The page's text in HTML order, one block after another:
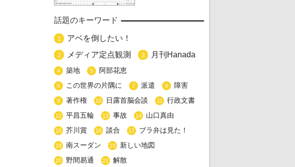
話題のキーワード
1 アベを倒したい！
2 メディア定点観測 3 月刊Hanada
4 築地 5 阿部花恵
6 この世界の片隅に 7 派遣 8 障害
9 著作権 10 日露首脳会談 11 行政文書
12 平昌五輪 13 事故 14 山口真由
15 芥川賞 16 談合 17 ブラ弁は見た！
18 南スーダン 19 新しい地図
20 野間易通 21 解散